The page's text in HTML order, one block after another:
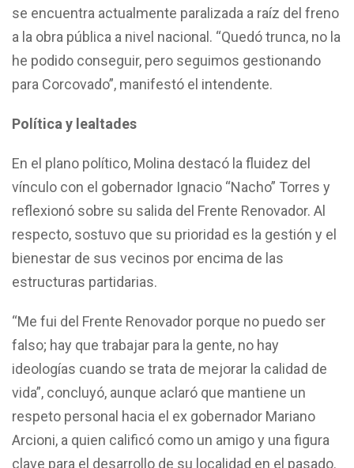
se encuentra actualmente paralizada a raíz del freno
a la obra pública a nivel nacional. “Quedó trunca, no la
he podido conseguir, pero seguimos gestionando
para Corcovado”, manifestó el intendente.
Política y lealtades
En el plano político, Molina destacó la fluidez del
vínculo con el gobernador Ignacio “Nacho” Torres y
reflexionó sobre su salida del Frente Renovador. Al
respecto, sostuvo que su prioridad es la gestión y el
bienestar de sus vecinos por encima de las
estructuras partidarias.
“Me fui del Frente Renovador porque no puedo ser
falso; hay que trabajar para la gente, no hay
ideologías cuando se trata de mejorar la calidad de
vida”, concluyó, aunque aclaró que mantiene un
respeto personal hacia el ex gobernador Mariano
Arcioni, a quien calificó como un amigo y una figura
clave para el desarrollo de su localidad en el pasado.